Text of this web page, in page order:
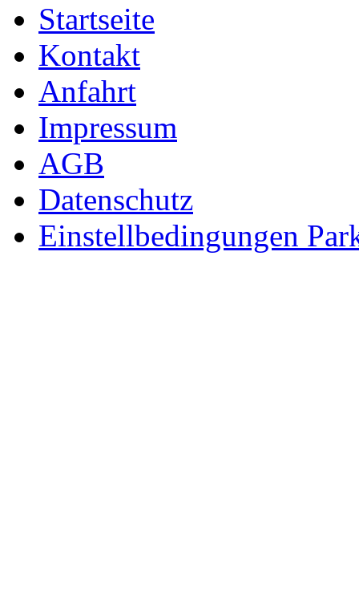
Startseite
Kontakt
Anfahrt
Impressum
AGB
Datenschutz
Einstellbedingungen